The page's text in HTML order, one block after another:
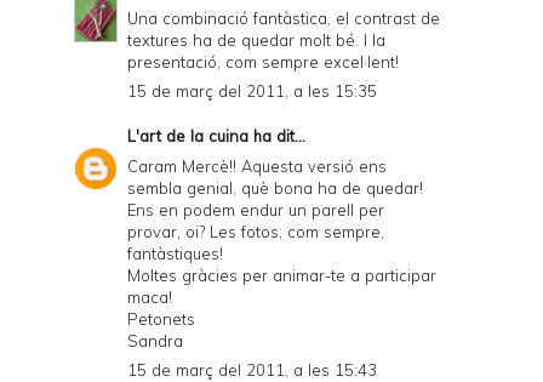
Una combinació fantàstica, el contrast de
textures ha de quedar molt bé. I la
presentació, com sempre excel·lent!
15 de març del 2011, a les 15:35
L'art de la cuina ha dit...
Caram Mercè!! Aquesta versió ens
sembla genial, què bona ha de quedar!
Ens en podem endur un parell per
provar, oi? Les fotos, com sempre,
fantàstiques!
Moltes gràcies per animar-te a participar
maca!
Petonets
Sandra
15 de març del 2011, a les 15:43